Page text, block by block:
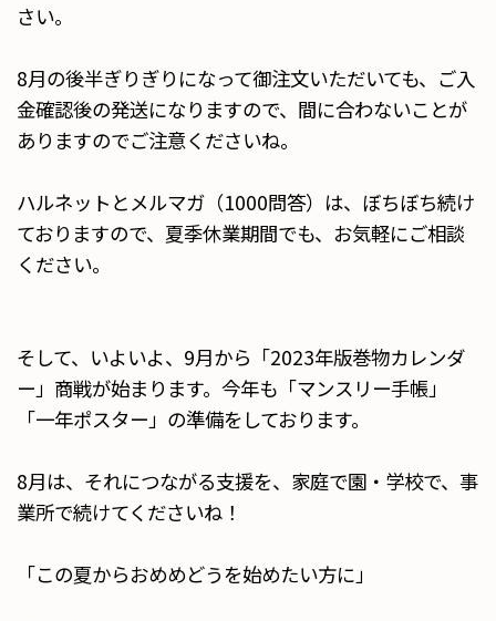
さい。
8月の後半ぎりぎりになって御注文いただいても、ご入
金確認後の発送になりますので、間に合わないことが
ありますのでご注意くださいね。
ハルネットとメルマガ（1000問答）は、ぼちぼち続け
ておりますので、夏季休業期間でも、お気軽にご相談
ください。
そして、いよいよ、9月から「2023年版巻物カレンダ
ー」商戦が始まります。今年も「マンスリー手帳」
「一年ポスター」の準備をしております。
8月は、それにつながる支援を、家庭で園・学校で、事
業所で続けてくださいね！
「この夏からおめめどうを始めたい方に」